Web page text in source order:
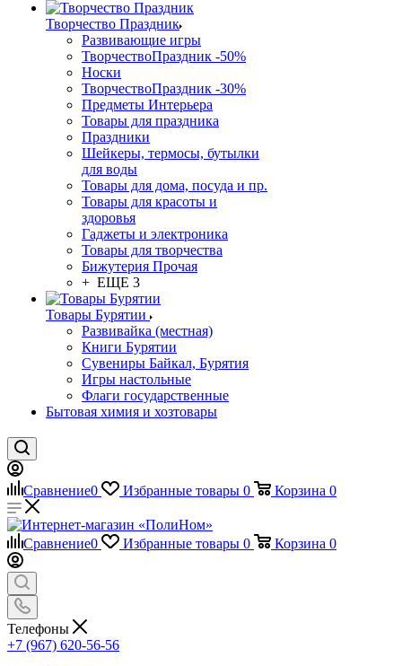
Творчество Праздник
Развивающие игры
ТворчествоПраздник -50%
Носки
ТворчествоПраздник -30%
Предметы Интерьера
Товары для праздника
Праздники
Шейкеры, термосы, бутылки
для воды
Товары для дома, посуда и пр.
Товары для красоты и
здоровья
Гаджеты и электроника
Товары для творчества
Бижутерия Прочая
+ ЕЩЕ 3
Товары Бурятии
Развивайка (местная)
Книги Бурятии
Сувениры Байкал, Бурятия
Игры настольные
Флаги государственные
Бытовая химия и хозтовары
Сравнение0 Избранные товары 0 Корзина 0
Сравнение0 Избранные товары 0 Корзина 0
Телефоны
+7 (967) 620-56-56